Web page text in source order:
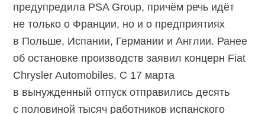
предупредила PSA Group, причём речь идёт
не только о Франции, но и о предприятиях
в Польше, Испании, Германии и Англии. Ранее
об остановке производств заявил концерн Fiat
Chrysler Automobiles. С 17 марта
в вынужденный отпуск отправились десять
с половиной тысяч работников испанского